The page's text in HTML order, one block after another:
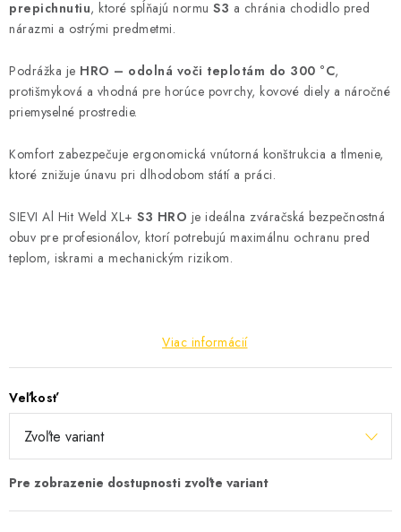
prepichnutiu, ktoré spĺňajú normu S3 a chránia chodidlo pred
nárazmi a ostrými predmetmi.
Podrážka je HRO – odolná voči teplotám do 300 °C,
protišmyková a vhodná pre horúce povrchy, kovové diely a náročné
priemyselné prostredie.
Komfort zabezpečuje ergonomická vnútorná konštrukcia a tlmenie,
ktoré znižuje únavu pri dlhodobom státí a práci.
SIEVI Al Hit Weld XL+ S3 HRO je ideálna zváračská bezpečnostná
obuv pre profesionálov, ktorí potrebujú maximálnu ochranu pred
teplom, iskrami a mechanickým rizikom.
Viac informácií
Veľkosť